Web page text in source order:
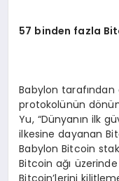
57 binden fazla
Babylon
protokolünün
Yu, “Dünyanın ilk
ilkesine dayanan
Babylon Bitcoin
Bitcoin ağı